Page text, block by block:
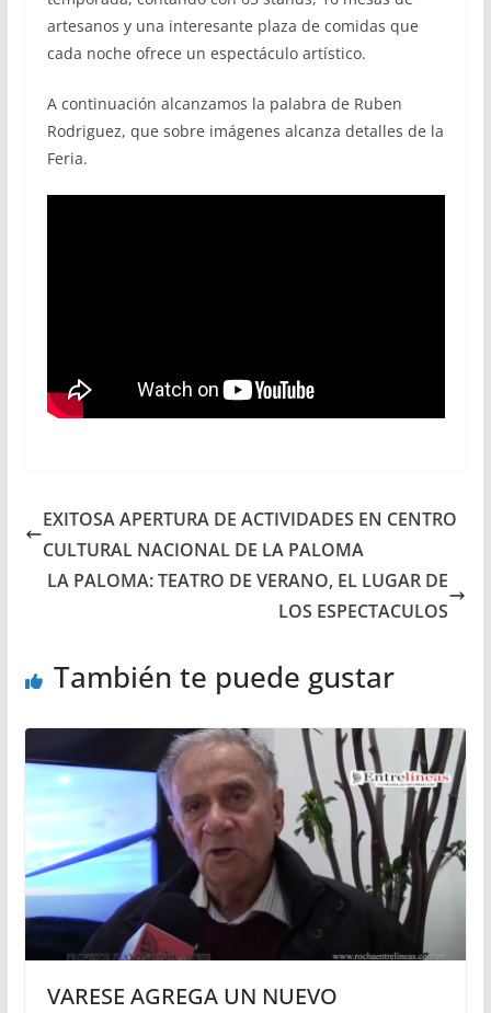
artesanos y una interesante plaza de comidas que
cada noche ofrece un espectáculo artístico.
A continuación alcanzamos la palabra de Ruben
Rodriguez, que sobre imágenes alcanza detalles de la
Feria.
EXITOSA APERTURA DE ACTIVIDADES EN CENTRO
CULTURAL NACIONAL DE LA PALOMA
LA PALOMA: TEATRO DE VERANO, EL LUGAR DE
LOS ESPECTACULOS
También te puede gustar
VARESE AGREGA UN NUEVO